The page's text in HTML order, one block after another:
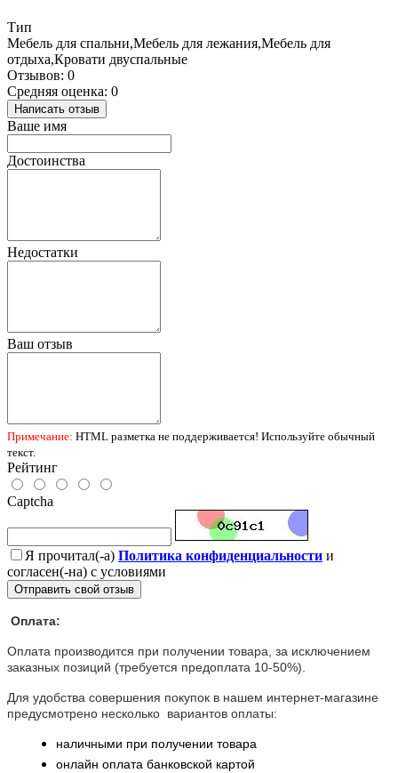
Тип
Мебель для спальни,Мебель для лежания,Мебель для
отдыха,Кровати двуспальные
Отзывов: 0
Средняя оценка: 0
Написать отзыв
Ваше имя
Достоинства
Недостатки
Ваш отзыв
Примечание: HTML разметка не поддерживается! Используйте обычный
текст.
Рейтинг
Captcha
Я прочитал(-а) Политика конфиденциальности и
согласен(-на) с условиями
Отправить свой отзыв
Оплата:
Оплата производится при получении товара, за исключением
заказных позиций (требуется предоплата 10-50%).
Для удобства совершения покупок в нашем интернет-магазине
предусмотрено несколько вариантов оплаты:
наличными при получении товара
онлайн оплата банковской картой